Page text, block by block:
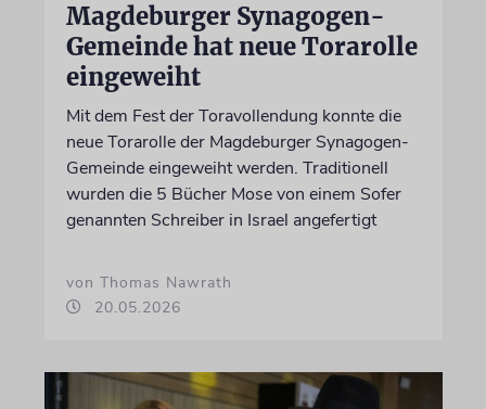
Magdeburger Synagogen-
Gemeinde hat neue Torarolle
eingeweiht
Mit dem Fest der Toravollendung konnte die
neue Torarolle der Magdeburger Synagogen-
Gemeinde eingeweiht werden. Traditionell
wurden die 5 Bücher Mose von einem Sofer
genannten Schreiber in Israel angefertigt
von Thomas Nawrath
20.05.2026